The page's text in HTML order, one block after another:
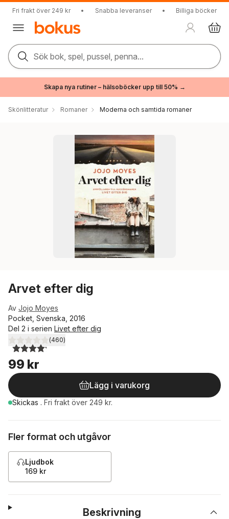
Fri frakt över 249 kr • Snabba leveranser • Billiga böcker
Sök bok, spel, pussel, penna...
Skapa nya rutiner – hälsoböcker upp till 50% →
Skönlitteratur Romaner Moderna och samtida romaner
Arvet efter dig
Av Jojo Moyes
Pocket, Svenska, 2016
Del 2 i serien Livet efter dig
4,2utav 5 stjärnor. Totalt antal röster:
(460)
99 kr
Lägg i varukorg
Skickas . Fri frakt över 249 kr.
Fler format och utgåvor
Ljudbok
169 kr
Beskrivning